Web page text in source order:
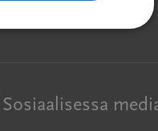
Sosiaalisessa